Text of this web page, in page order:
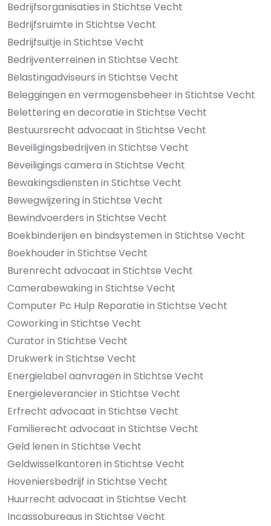
Bedrijfsorganisaties in Stichtse Vecht
Bedrijfsruimte in Stichtse Vecht
Bedrijfsuitje in Stichtse Vecht
Bedrijventerreinen in Stichtse Vecht
Belastingadviseurs in Stichtse Vecht
Beleggingen en vermogensbeheer in Stichtse Vecht
Belettering en decoratie in Stichtse Vecht
Bestuursrecht advocaat in Stichtse Vecht
Beveiligingsbedrijven in Stichtse Vecht
Beveiligings camera in Stichtse Vecht
Bewakingsdiensten in Stichtse Vecht
Bewegwijzering in Stichtse Vecht
Bewindvoerders in Stichtse Vecht
Boekbinderijen en bindsystemen in Stichtse Vecht
Boekhouder in Stichtse Vecht
Burenrecht advocaat in Stichtse Vecht
Camerabewaking in Stichtse Vecht
Computer Pc Hulp Reparatie in Stichtse Vecht
Coworking in Stichtse Vecht
Curator in Stichtse Vecht
Drukwerk in Stichtse Vecht
Energielabel aanvragen in Stichtse Vecht
Energieleverancier in Stichtse Vecht
Erfrecht advocaat in Stichtse Vecht
Familierecht advocaat in Stichtse Vecht
Geld lenen in Stichtse Vecht
Geldwisselkantoren in Stichtse Vecht
Hoveniersbedrijf in Stichtse Vecht
Huurrecht advocaat in Stichtse Vecht
Incassobureaus in Stichtse Vecht